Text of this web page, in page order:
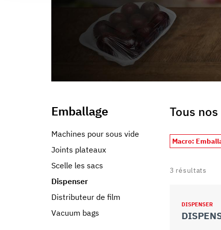
sito con i nostri partner che si occupano di analisi dei
informazioni che ha fornito loro o che hanno raccolto
Emballage
Machines pour sous vide
Joints plateaux
Scelle les sacs
Dispenser
Distributeur de film
Vacuum bags
Tous
Macro:
3 résultats
DISPENSER